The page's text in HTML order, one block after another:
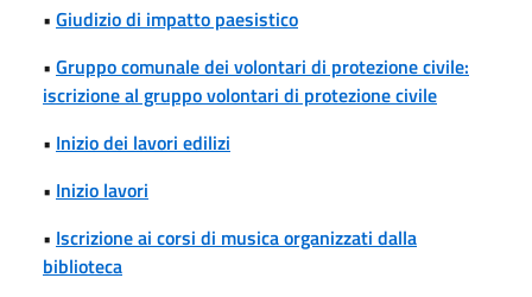
• Giudizio di impatto paesistico
• Gruppo comunale dei volontari di protezione civile:
iscrizione al gruppo volontari di protezione civile
• Inizio dei lavori edilizi
• Inizio lavori
• Iscrizione ai corsi di musica organizzati dalla
biblioteca